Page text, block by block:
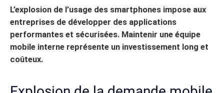
L’explosion de l’usage des smartphones impose aux
entreprises de développer des applications
performantes et sécurisées. Maintenir une équipe
mobile interne représente un investissement long et
coûteux.